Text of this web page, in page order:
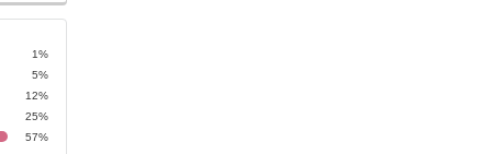
1%
5%
12%
25%
57%